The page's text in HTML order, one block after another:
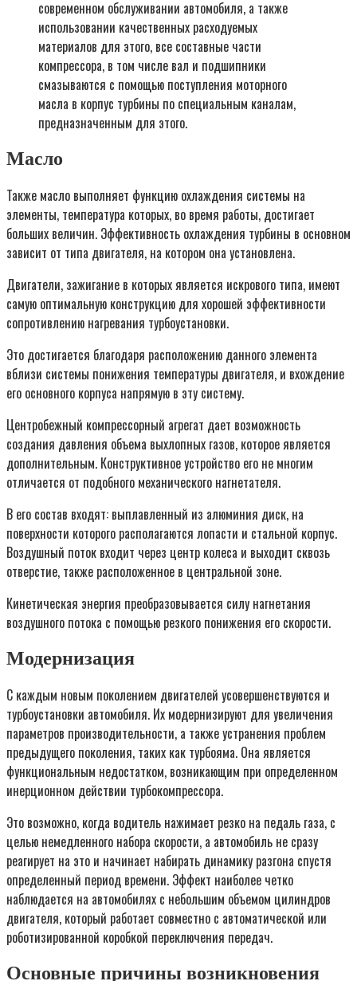
современном обслуживании автомобиля, а также
использовании качественных расходуемых
материалов для этого, все составные части
компрессора, в том числе вал и подшипники
смазываются с помощью поступления моторного
масла в корпус турбины по специальным каналам,
предназначенным для этого.
Масло
Также масло выполняет функцию охлаждения системы на
элементы, температура которых, во время работы, достигает
больших величин. Эффективность охлаждения турбины в основном
зависит от типа двигателя, на котором она установлена.
Двигатели, зажигание в которых является искрового типа, имеют
самую оптимальную конструкцию для хорошей эффективности
сопротивлению нагревания турбоустановки.
Это достигается благодаря расположению данного элемента
вблизи системы понижения температуры двигателя, и вхождение
его основного корпуса напрямую в эту систему.
Центробежный компрессорный агрегат дает возможность
создания давления объема выхлопных газов, которое является
дополнительным. Конструктивное устройство его не многим
отличается от подобного механического нагнетателя.
В его состав входят: выплавленный из алюминия диск, на
поверхности которого располагаются лопасти и стальной корпус.
Воздушный поток входит через центр колеса и выходит сквозь
отверстие, также расположенное в центральной зоне.
Кинетическая энергия преобразовывается силу нагнетания
воздушного потока с помощью резкого понижения его скорости.
Модернизация
С каждым новым поколением двигателей усовершенствуются и
турбоустановки автомобиля. Их модернизируют для увеличения
параметров производительности, а также устранения проблем
предыдущего поколения, таких как турбояма. Она является
функциональным недостатком, возникающим при определенном
инерционном действии турбокомпрессора.
Это возможно, когда водитель нажимает резко на педаль газа, с
целью немедленного набора скорости, а автомобиль не сразу
реагирует на это и начинает набирать динамику разгона спустя
определенный период времени. Эффект наиболее четко
наблюдается на автомобилях с небольшим объемом цилиндров
двигателя, который работает совместно с автоматической или
роботизированной коробкой переключения передач.
Основные причины возникновения